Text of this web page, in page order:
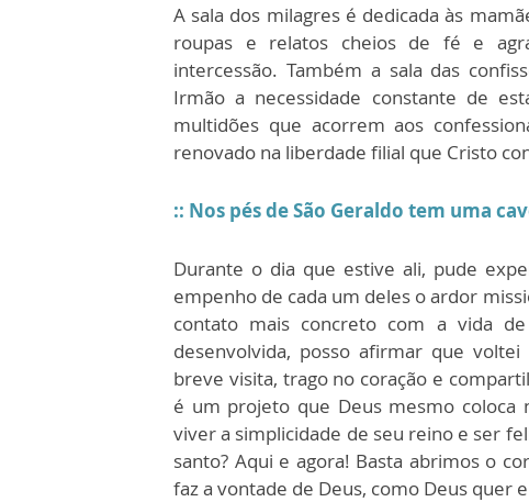
A sala dos milagres é dedicada às
roupas e relatos cheios de fé e
intercessão. Também a sala das
Irmão a necessidade constante de
multidões que acorrem aos
renovado na liberdade filial que Cristo
:: Nos pés de São Geraldo tem uma
Durante o dia que estive ali, pude
empenho de cada um deles o ardor
contato mais concreto com a vida
desenvolvida, posso afirmar que
breve visita, trago no coração e
é um projeto que Deus mesmo coloca
viver a simplicidade de seu reino e ser
santo? Aqui e agora! Basta abrimos o
faz a vontade de Deus, como Deus quer